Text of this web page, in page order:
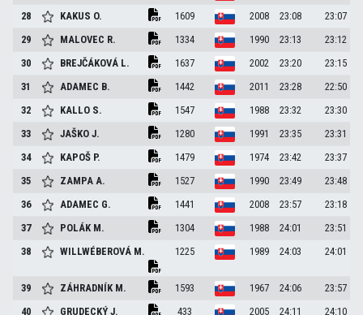
28
KAKUS O. 1609 2008 23:08
23:07
29
MALOVEC R. 1334 1990 23:13
23:12
30
BREJČÁKOVÁ L. 1637 2002 23:20
23:15
31
ADAMEC B. 1442 2011 23:28
22:50
32
KALLO S. 1547 1988 23:32
23:30
33
JAŠKOJ. 1280 1991 23:35
23:31
34
KAPOŠ P. 1479 1974 23:42
23:37
35
ZAMPAA. 1527 1990 23:49
23:48
36
ADAMEC G. 1441 2008 23:57
23:18
37
POLÁK M. 1304 1988 24:01
23:51
38
WILLWÉBEROVÁ M. 1225 1989 24:03 24:01
39 ZÁHRADNÍK M. 1593 1967 24:06
23:57
40
GRUDECKÝJ. 433 2005 24:11
24:10